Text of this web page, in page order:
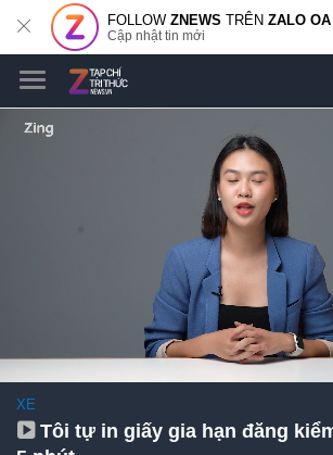
FOLLOWZNEWS TRÊNZALO OA
Cập nhật tin mới
XE
Tôi tự in giấy gia hạn đăng